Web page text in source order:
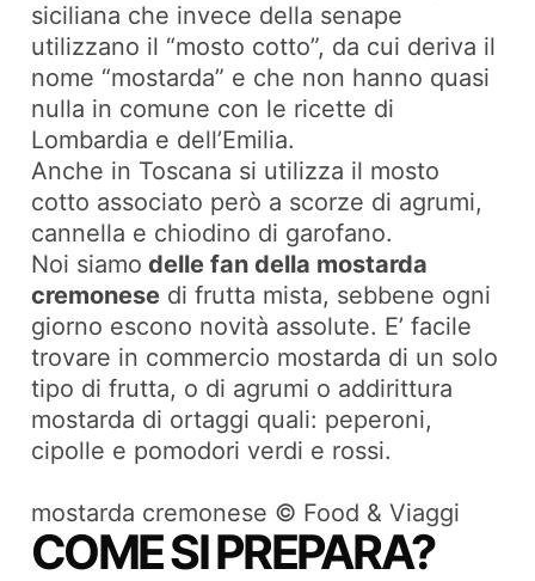
siciliana che invece della senape
utilizzano il “mosto cotto”, da cui deriva il
nome “mostarda” e che non hanno quasi
nulla in comune con le ricette di
Lombardia e dell’Emilia.
Anche in Toscana si utilizza il mosto
cotto associato però a scorze di agrumi,
cannella e chiodino di garofano.
Noi siamo delle fan della mostarda
cremonese di frutta mista, sebbene ogni
giorno escono novità assolute. E’ facile
trovare in commercio mostarda di un solo
tipo di frutta, o di agrumi o addirittura
mostarda di ortaggi quali: peperoni,
cipolle e pomodori verdi e rossi.
mostarda cremonese © Food & Viaggi
COME SI PREPARA?